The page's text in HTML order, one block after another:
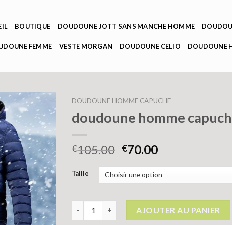
BOUTIQUE DOUDOUNE JOTT SANS MANCHE HOMME
FEMME VESTE MORGAN DOUDOUNE CELIO DOUDOUNE
DOUDOUNE HOMME CAPUCHE
doudoune homme
€105.00 €70.00
Taille
AJOUTER AU PANIER